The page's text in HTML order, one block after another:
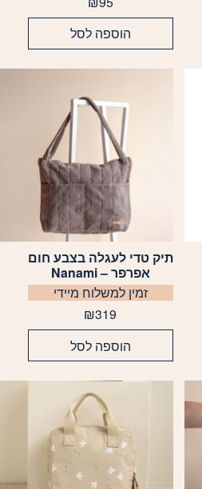
הוספה לסל
תיק טדי לעגלה בצבע חום
אפרפר – Nanami
זמין למשלוח מיידי
₪319
הוספה לסל